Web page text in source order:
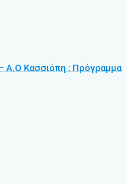
Α.Ο Κασσιόπη : Πρόγραμμα